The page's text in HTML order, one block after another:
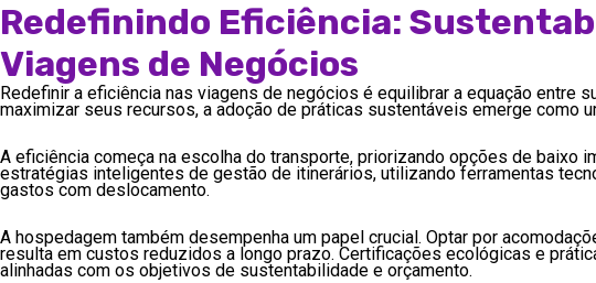
Redefinindo Eficiência:
Viagens de Negócios
Redefinir a eficiência nas viagens de negócios é equilibrar a equação
maximizar seus recursos, a adoção de práticas sustentáveis emerge como
A eficiência começa na escolha do transporte, priorizando opções de
estratégias inteligentes de gestão de itinerários, utilizando ferramentas
gastos com deslocamento.
A hospedagem também desempenha um papel crucial. Optar por
resulta em custos reduzidos a longo prazo. Certificações ecológicas e
alinhadas com os objetivos de sustentabilidade e orçamento.